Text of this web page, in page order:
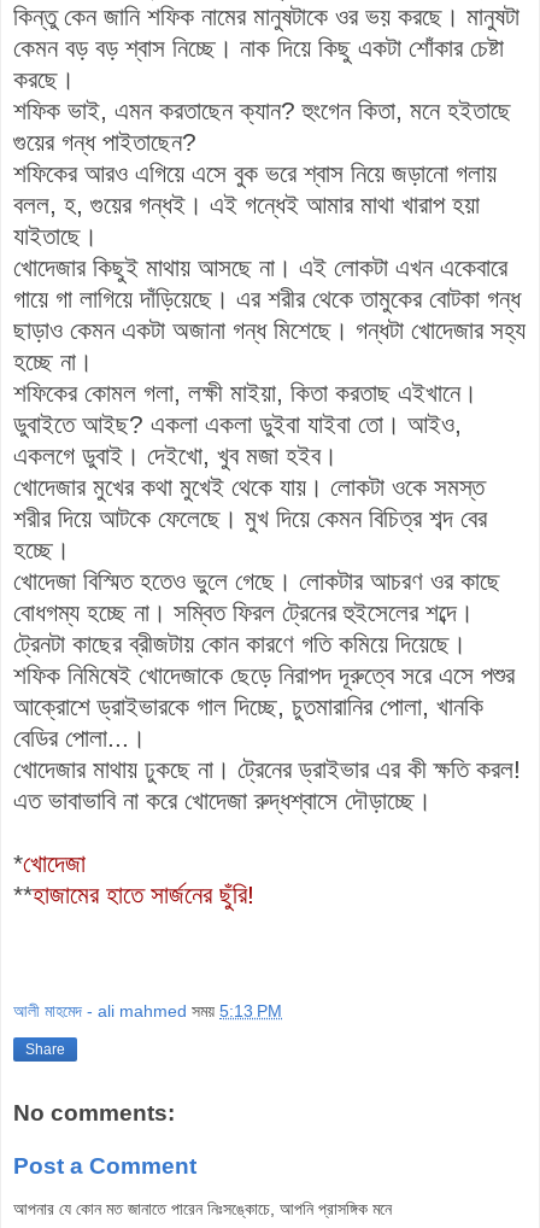
কিন্তু কেন জানি শফিক নামের মানুষটাকে ওর ভয় করছে। মানুষটা
কেমন বড় বড় শ্বাস নিচ্ছে। নাক দিয়ে কিছু একটা শোঁকার চেষ্টা
করছে।
শফিক ভাই, এমন করতাছেন ক্যান? হুংগেন কিতা, মনে হইতাছে
গুয়ের গন্ধ পাইতাছেন?
শফিকের আরও এগিয়ে এসে বুক ভরে শ্বাস নিয়ে জড়ানো গলায়
বলল, হ, গুয়ের গন্ধই। এই গন্ধেই আমার মাথা খারাপ হয়া
যাইতাছে।
খোদেজার কিছুই মাথায় আসছে না। এই লোকটা এখন একেবারে
গায়ে গা লাগিয়ে দাঁড়িয়েছে। এর শরীর থেকে তামুকের বোটকা গন্ধ
ছাড়াও কেমন একটা অজানা গন্ধ মিশেছে। গন্ধটা খোদেজার সহ্য
হচ্ছে না।
শফিকের কোমল গলা, লক্ষী মাইয়া, কিতা করতাছ এইখানে।
ডুবাইতে আইছ? একলা একলা ডুইবা যাইবা তো। আইও,
একলগে ডুবাই। দেইখো, খুব মজা হইব।
খোদেজার মুখের কথা মুখেই থেকে যায়। লোকটা ওকে সমস্ত
শরীর দিয়ে আটকে ফেলেছে। মুখ দিয়ে কেমন বিচিত্র শব্দ বের
হচ্ছে।
খোদেজা বিস্মিত হতেও ভুলে গেছে। লোকটার আচরণ ওর কাছে
বোধগম্য হচ্ছে না। সম্বিত ফিরল ট্রেনের হুইসেলের শব্দে।
ট্রেনটা কাছের ব্রীজটায় কোন কারণে গতি কমিয়ে দিয়েছে।
শফিক নিমিষেই খোদেজাকে ছেড়ে নিরাপদ দূরুত্বে সরে এসে পশুর
আক্রোশে ড্রাইভারকে গাল দিচ্ছে, চুতমারানির পোলা, খানকি
বেডির পোলা...।
খোদেজার মাথায় ঢুকছে না। ট্রেনের ড্রাইভার এর কী ক্ষতি করল!
এত ভাবাভাবি না করে খোদেজা রুদ্ধশ্বাসে দৌড়াচ্ছে।
*খোদেজা
**হাজামের হাতেসার্জনের ছুঁরি!
আলী মাহমেদ - ali mahmed সময় 5:13 PM
Share
No comments:
Post a Comment
আপনার যে কোন মত জানাতে পারেন নিঃসঙ্কোচে, আপনি প্রাসঙ্গিক মনে